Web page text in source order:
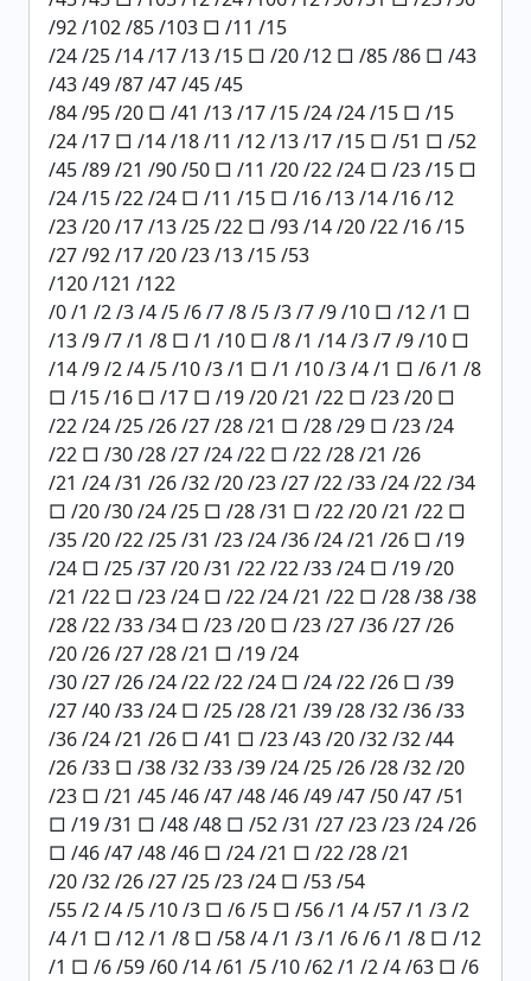
/92 /102 /85 /103 □ /11 /15
/24 /25 /14 /17 /13 /15 □ /20 /12 □ /85 /86 □ /43
/43 /49 /87 /47 /45 /45
/84 /95 /20 □ /41 /13 /17 /15 /24 /24 /15 □ /15
/24 /17 □ /14 /18 /11 /12 /13 /17 /15 □ /51 □ /52
/45 /89 /21 /90 /50 □ /11 /20 /22 /24 □ /23 /15 □
/24 /15 /22 /24 □ /11 /15 □ /16 /13 /14 /16 /12
/23 /20 /17 /13 /25 /22 □ /93 /14 /20 /22 /16 /15
/27 /92 /17 /20 /23 /13 /15 /53
/120 /121 /122
/0 /1 /2 /3 /4 /5 /6 /7 /8 /5 /3 /7 /9 /10 □ /12 /1 □
/13 /9 /7 /1 /8 □ /1 /10 □ /8 /1 /14 /3 /7 /9 /10 □
/14 /9 /2 /4 /5 /10 /3 /1 □ /1 /10 /3 /4 /1 □ /6 /1 /8
□ /15 /16 □ /17 □ /19 /20 /21 /22 □ /23 /20 □
/22 /24 /25 /26 /27 /28 /21 □ /28 /29 □ /23 /24
/22 □ /30 /28 /27 /24 /22 □ /22 /28 /21 /26
/21 /24 /31 /26 /32 /20 /23 /27 /22 /33 /24 /22 /34
□ /20 /30 /24 /25 □ /28 /31 □ /22 /20 /21 /22 □
/35 /20 /22 /25 /31 /23 /24 /36 /24 /21 /26 □ /19
/24 □ /25 /37 /20 /31 /22 /22 /33 /24 □ /19 /20
/21 /22 □ /23 /24 □ /22 /24 /21 /22 □ /28 /38 /38
/28 /22 /33 /34 □ /23 /20 □ /23 /27 /36 /27 /26
/20 /26 /27 /28 /21 □ /19 /24
/30 /27 /26 /24 /22 /22 /24 □ /24 /22 /26 □ /39
/27 /40 /33 /24 □ /25 /28 /21 /39 /28 /32 /36 /33
/36 /24 /21 /26 □ /41 □ /23 /43 /20 /32 /32 /44
/26 /33 □ /38 /32 /33 /39 /24 /25 /26 /28 /32 /20
/23 □ /21 /45 /46 /47 /48 /46 /49 /47 /50 /47 /51
□ /19 /31 □ /48 /48 □ /52 /31 /27 /23 /23 /24 /26
□ /46 /47 /48 /46 □ /24 /21 □ /22 /28 /21
/20 /32 /26 /27 /25 /23 /24 □ /53 /54
/55 /2 /4 /5 /10 /3 □ /6 /5 □ /56 /1 /4 /57 /1 /3 /2
/4 /1 □ /12 /1 /8 □ /58 /4 /1 /3 /1 /6 /6 /1 /8 □ /12
/1 □ /6 /59 /60 /14 /61 /5 /10 /62 /1 /2 /4 /63 □ /6